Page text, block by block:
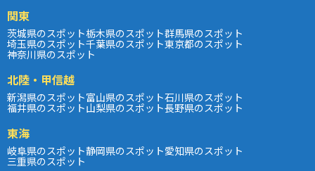
関東
茨城県のスポット栃木県のスポット群馬県のスポット
埼玉県のスポット千葉県のスポット東京都のスポット
神奈川県のスポット
北陸・甲信越
新潟県のスポット富山県のスポット石川県のスポット
福井県のスポット山梨県のスポット長野県のスポット
東海
岐阜県のスポット静岡県のスポット愛知県のスポット
三重県のスポット